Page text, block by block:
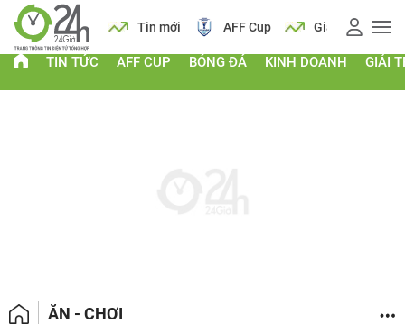
Lịch Tin mới AFF Cup Giá vàng
TIN TỨC AFF CUP BÓNG ĐÁ KINH DOANH GIẢI
ĂN - CHƠI